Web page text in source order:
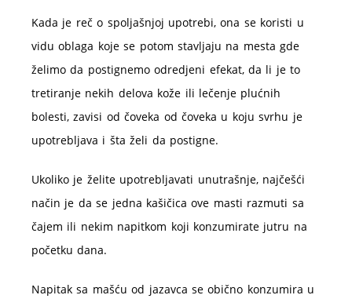
Kada je reč o spoljašnjoj upotrebi, ona se koristi u
vidu oblaga koje se potom stavljaju na mesta gde
želimo da postignemo odredjeni efekat, da li je to
tretiranje nekih delova kože ili lečenje plućnih
bolesti, zavisi od čoveka od čoveka u koju svrhu je
upotrebljava i šta želi da postigne.
Ukoliko je želite upotrebljavati unutrašnje, najčešći
način je da se jedna kašičica ove masti razmuti sa
čajem ili nekim napitkom koji konzumirate jutru na
početku dana.
Napitak sa mašću od jazavca se obično konzumira u